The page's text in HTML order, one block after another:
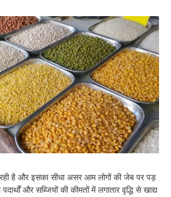
रही है और इसका सीधा असर आम लोगों की जेब पर पड़
और सब्जियों की कीमतों में लगातार वृद्धि से खाद्य